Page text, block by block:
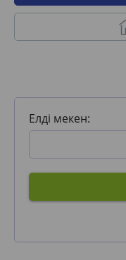
Елді мекен: